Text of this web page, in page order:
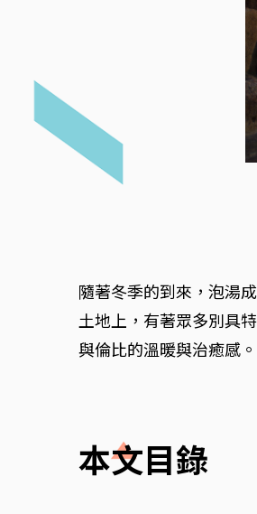
隨著冬季的到來，泡湯
土地上，有著眾多別具
與倫比的溫暖與治癒感
本文目錄